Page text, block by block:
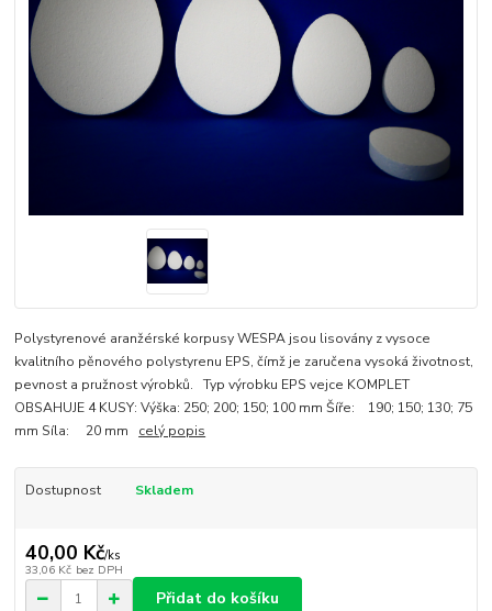
Polystyrenové aranžérské korpusy WESPA jsou lisovány z vysoce
kvalitního pěnového polystyrenu EPS, čímž je zaručena vysoká životnost,
pevnost a pružnost výrobků. Typ výrobku EPS vejce KOMPLET
OBSAHUJE 4 KUSY: Výška: 250; 200; 150; 100 mm Šíře: 190; 150; 130; 75
mm Síla: 20 mm celý popis
Dostupnost Skladem
40,00 Kč/ks
33,06 Kč bez DPH
Přidat do košíku